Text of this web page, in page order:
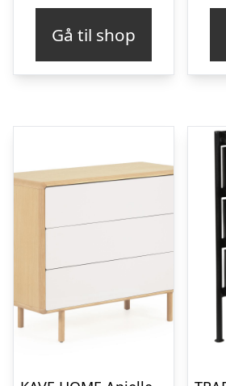
Gå til shop